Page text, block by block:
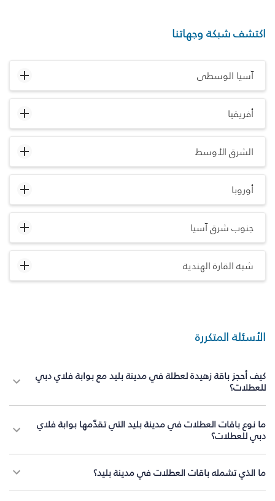
اكتشف شبكة وجهاتنا
آسيا الوسطى
أفريقيا
الشرق الأوسط
أوروبا
جنوب شرق آسيا
شبه القارة الهندية
الأسئلة المتكررة
كيف أحجز باقة زهيدة لعطلة في مدينة بليد مع بوابة فلاي دبي
للعطلات؟
ما نوع باقات العطلات في مدينة بليد التي تقدّمها بوابة فلاي
دبي للعطلات؟
ما الذي تشمله باقات العطلات في مدينة بليد؟